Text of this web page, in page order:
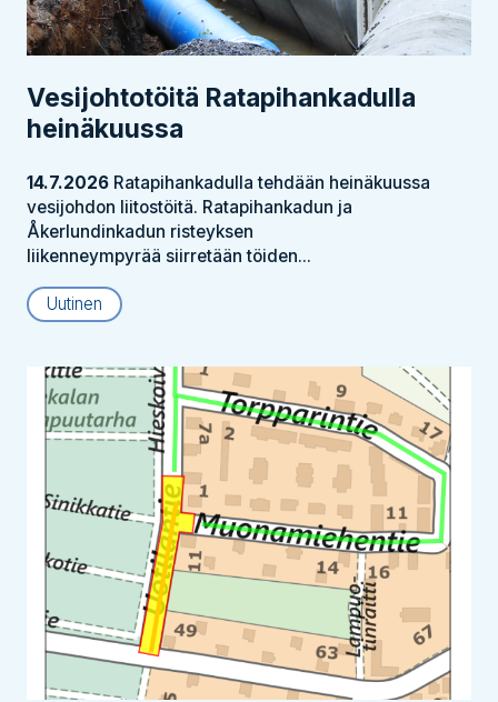
Vesijohtotöitä Ratapihankadulla
heinäkuussa
14.7.2026 Ratapihankadulla tehdään heinäkuussa
vesijohdon liitostöitä. Ratapihankadun ja
Åkerlundinkadun risteyksen
liikenneympyrää siirretään töiden...
Uutinen